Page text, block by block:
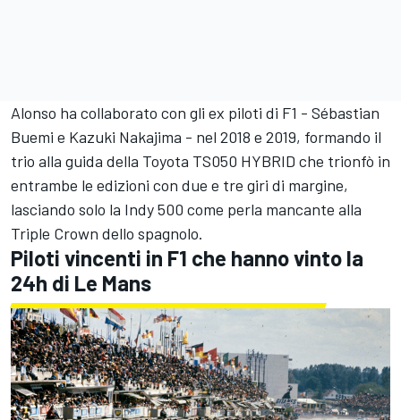
Alonso ha collaborato con gli ex piloti di F1 - Sébastian
Buemi e Kazuki Nakajima - nel 2018 e 2019, formando il
trio alla guida della Toyota TS050 HYBRID che trionfò in
entrambe le edizioni con due e tre giri di margine,
lasciando solo la Indy 500 come perla mancante alla
Triple Crown dello spagnolo.
Piloti vincenti in F1 che hanno vinto la
24h di Le Mans